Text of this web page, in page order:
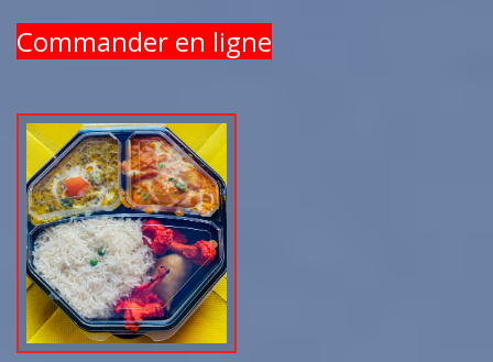
Commander en ligne